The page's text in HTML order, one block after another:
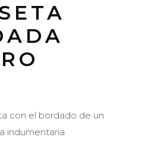
con el bordado de un
indumentaria